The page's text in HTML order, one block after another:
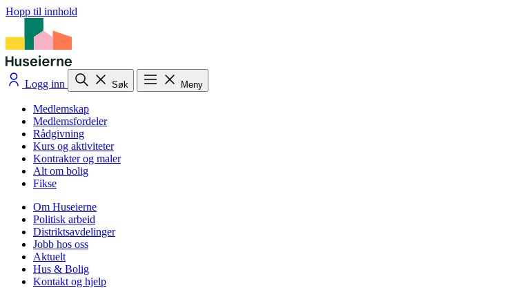
Hopp til innhold
Logg inn Søk Meny
Medlemskap
Medlemsfordeler
Rådgivning
Kurs og aktiviteter
Kontrakter og maler
Alt om bolig
Fikse
Om Huseierne
Politisk arbeid
Distriktsavdelinger
Jobb hos oss
Aktuelt
Hus & Bolig
Kontakt og hjelp